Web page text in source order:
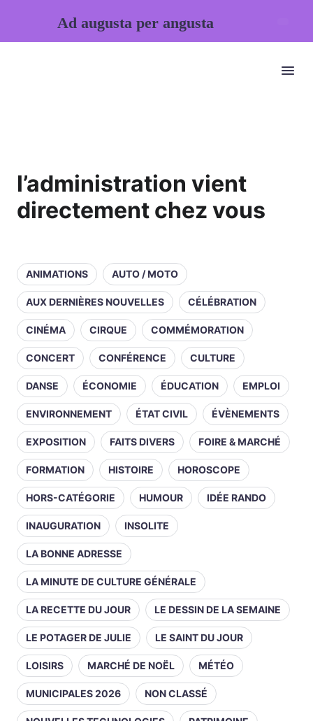
l’administration vient
directement chez vous
ANIMATIONS AUTO / MOTO
AUX DERNIÈRES NOUVELLES CÉLÉBRATION
CINÉMA CIRQUE COMMÉMORATION
CONCERT CONFÉRENCE CULTURE
DANSE ÉCONOMIE ÉDUCATION EMPLOI
ENVIRONNEMENT ÉTAT CIVIL ÉVÈNEMENTS
EXPOSITION FAITS DIVERS FOIRE & MARCHÉ
FORMATION HISTOIRE HOROSCOPE
HORS-CATÉGORIE HUMOUR IDÉE RANDO
INAUGURATION INSOLITE
LA BONNE ADRESSE
LA MINUTE DE CULTURE GÉNÉRALE
LA RECETTE DU JOUR LE DESSIN DE LA SEMAINE
LE POTAGER DE JULIE LE SAINT DU JOUR
LOISIRS MARCHÉ DE NOËL MÉTÉO
MUNICIPALES 2026 NON CLASSÉ
Ad augusta per angusta